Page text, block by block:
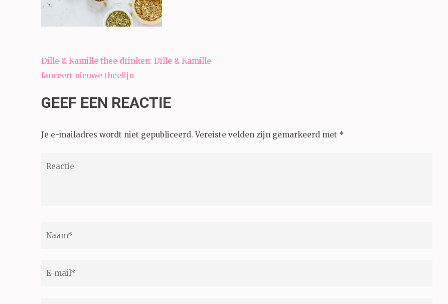
Bericht
navigatie
Dille & Kamille thee drinken: Dille & Kamille
lanceert nieuwe theelijn
GEEF EEN REACTIE
Je e-mailadres wordt niet gepubliceerd. Vereiste velden zijn gemarkeerd met *